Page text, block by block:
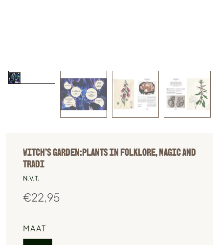
WITCH’S GARDEN:PLANTS IN FOLKLORE, MAGIC AND
TRADI
N.V.T.
€22,95
MAAT